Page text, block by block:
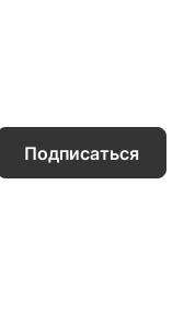
Подписаться